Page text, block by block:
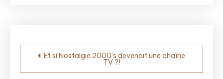
Navigation
de
Et si Nostalgie 2000’s devenait une chaîne
TV ?!